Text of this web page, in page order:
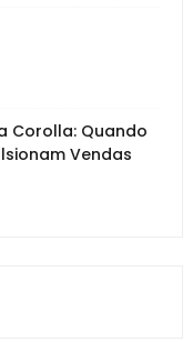
Corolla: Quando
Vendas